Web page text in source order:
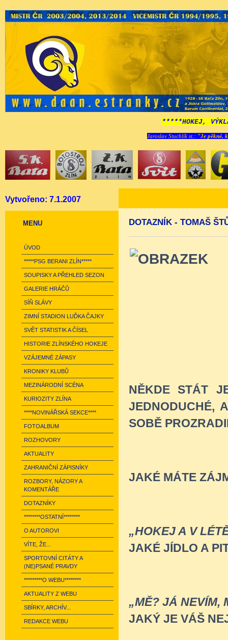
*****HOKEJ,
Jaroslav Stuchlík st.: "Je pěkné,
Vytvořeno: 7.1.2007
MENU
ÚVOD
*****PSG BERANI ZLÍN*****
SOUPISKY A PŘEHLED SEZON
GALERIE HRÁČŮ
SÍŇ SLÁVY
ZIMNÍ STADION LUĎKA ČAJKY
SVĚT STATISTIK A ČÍSEL
HISTORIE ZLÍNSKÉHO HOKEJE
VZÁJEMNÉ ZÁPASY
KRONIKY KLUBŮ
MEZINÁRODNÍ SCÉNA
KURIOZITY ZLÍNA
****NOVINÁŘSKÁ SEKCE****
FOTOALBUM
ROZHOVORY
AKTUALITY
ZAHRANIČNÍ ZÁPISNÍKY
ROZBORY, NÁZORY A
KOMENTÁŘE
DOTAZNÍKY
********OSTATNÍ********
O AUTOROVI
VÍTE, ŽE...
SPORTOVNÍ CITÁTY A
(NE)PSANÉ PRAVDY
*********O WEBU********
AKTUALITY Z WEBU
SBÍRKY, ARCHÍV...
REDAKCE WEBU
DOTAZNÍK - TOMAŠ
NĚKDE STÁT
JEDNODUCHÉ,
SOBĚ
JAKÉ MÁTE
„HOKEJ A V
JAKÉ JÍDLO A
„MĚ? JÁ NEVÍM,
JAKÝ JE VÁŠ